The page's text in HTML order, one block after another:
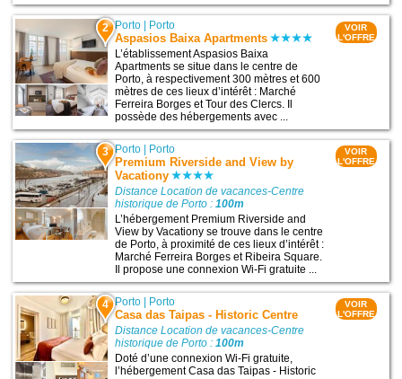
2 Porto Porto
Aspasios Baixa Apartments
L’établissement Aspasios Baixa
Apartments se situe dans le centre de
Porto, à respectivement 300 mètres et 600
mètres de ces lieux d’intérêt : Marché
Ferreira Borges et Tour des Clercs. Il
possède des hébergements avec ...
VOIR
L'OFFRE
3 Porto Porto
Premium Riverside and View by
Vacationy
Distance Location de vacances-Centre
historique de Porto :100m
L’hébergement Premium Riverside and
View by Vacationy se trouve dans le centre
de Porto, à proximité de ces lieux d’intérêt :
Marché Ferreira Borges et Ribeira Square.
Il propose une connexion Wi-Fi gratuite ...
VOIR
L'OFFRE
4 Porto Porto
Casa das Taipas - Historic Centre
Distance Location de vacances-Centre
historique de Porto :100m
Doté d’une connexion Wi-Fi gratuite,
l’hébergement Casa das Taipas - Historic
VOIR
L'OFFRE